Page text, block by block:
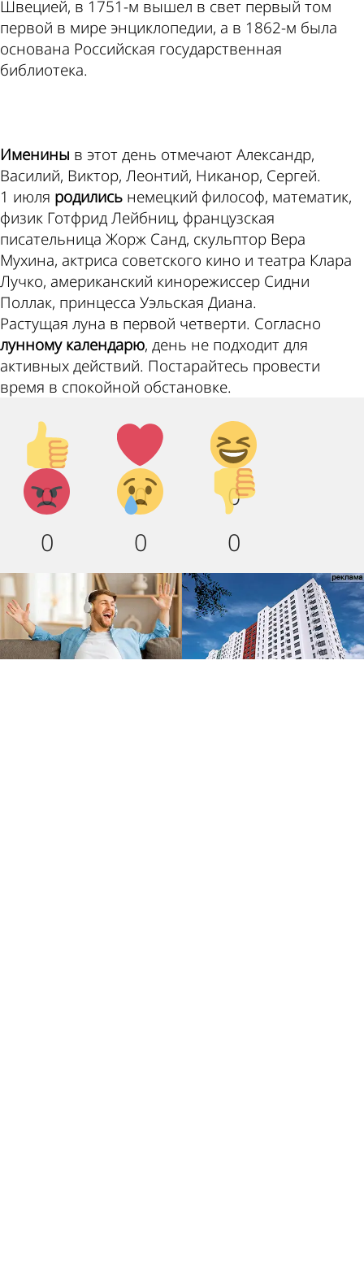
Швецией, в 1751-м вышел в свет первый том
первой в мире энциклопедии, а в 1862-м была
основана Российская государственная
библиотека.
Именины в этот день отмечают Александр,
Василий, Виктор, Леонтий, Никанор, Сергей.
1 июля родились немецкий философ, математик,
физик Готфрид Лейбниц, французская
писательница Жорж Санд, скульптор Вера
Мухина, актриса советского кино и театра Клара
Лучко, американский кинорежиссер Сидни
Поллак, принцесса Уэльская Диана.
Растущая луна в первой четверти. Согласно
лунному календарю, день не подходит для
активных действий. Постарайтесь провести
время в спокойной обстановке.
Палец
вверх!
0
Лайк!
0
Дикий
смех!
0
Агрессия!
0
Грусть
:(
0
Палец
вниз!
0